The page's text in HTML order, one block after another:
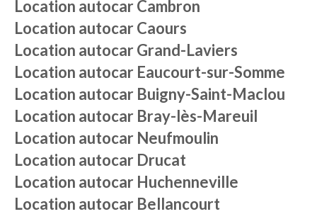
Location autocarCambron
Location autocarCaours
Location autocarGrand-Laviers
Location autocar Eaucourt-sur-Somme
Location autocar Buigny-Saint-Maclou
Location autocar Bray-lès-Mareuil
Location autocar Neufmoulin
Location autocar Drucat
Location autocar Huchenneville
Location autocar Bellancourt